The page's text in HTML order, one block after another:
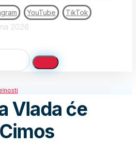
YouTube TikTok
2026
Vlada će